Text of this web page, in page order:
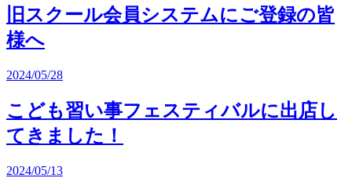
旧スクール会員システムにご登録の皆
様へ
2024/05/28
こども習い事フェスティバルに出店し
てきました！
2024/05/13